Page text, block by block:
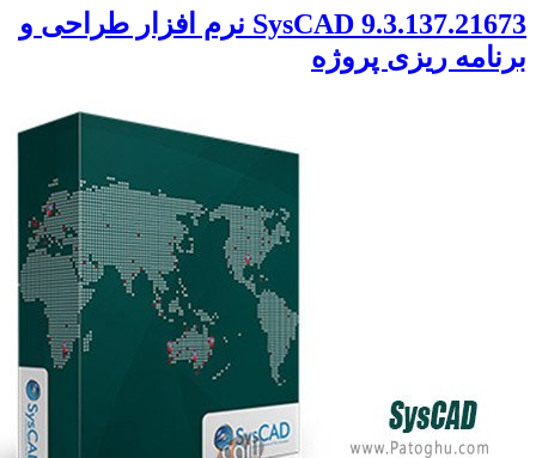
SysCAD 9.3.137.21673 نرم افزار طراحی و
ریزی پروژه